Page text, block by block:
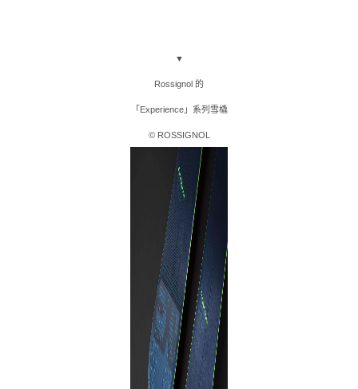
▼
Rossignol 的
「Experience」系列雪橇
© ROSSIGNOL